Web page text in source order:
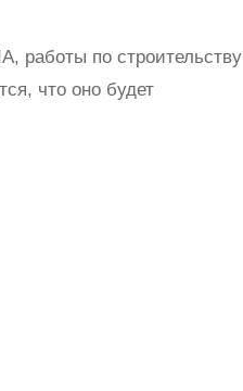
работы по строительству
что оно будет